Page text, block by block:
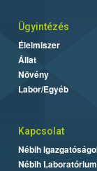
Ügyintézés
Élelmiszer
Állat
Növény
Labor/Egyéb
Kapcsolat
Nébih
Nébih